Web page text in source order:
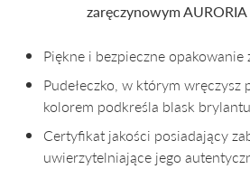
zaręczynowym
Piękne i bezpieczne opakowanie
Pudełeczko, w którym wręczysz
kolorem podkreśla blask brylantu
Certyfikat jakości posiadający
uwierzytelniające jego